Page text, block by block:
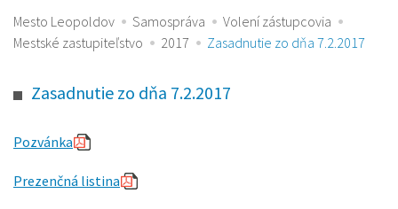
Mesto Leopoldov Samospráva
Volení zástupcovia
Mestské zastupiteľstvo
2017 Zasadnutie zo dňa 7.2.2017
Zasadnutie zo dňa 7.2.2017
Pozvánka
Prezenčná listina